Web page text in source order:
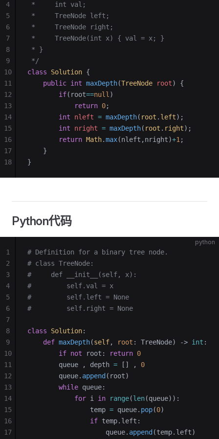
*     int val;
*     TreeNode left;
*     TreeNode right;
*     TreeNode(int x) { val = x; }
* }
*/
class Solution {
    public
int maxDepth(TreeNode root)
{
        if
(root==null )
            return
0;
        int
nleft = maxDepth( root . left);
        int
nright = maxDepth( root . right);
        return
Math.max(nleft,nright)+1 ;
    }
}
4
5
6
7
8
9
10
11
12
13
14
15
16
17
18
Python代码
python
# Definition for a binary tree node.
# class TreeNode:
#     def __init__(self, x):
#         self.val = x
#         self.left = None
#         self.right = None
class Solution:
    def
maxDepth(self, root : TreeNode) -> int :
        if
not root: return 0
        queue , depth
= [] , 0
        queue.
append (root)
        while
queue:
            for
i in range(len(queue)):
                temp
= queue. pop(0)
                if
temp.left:
                    queue.
append (temp.left)
1
2
3
4
5
6
7
8
9
10
11
12
13
14
15
16
17